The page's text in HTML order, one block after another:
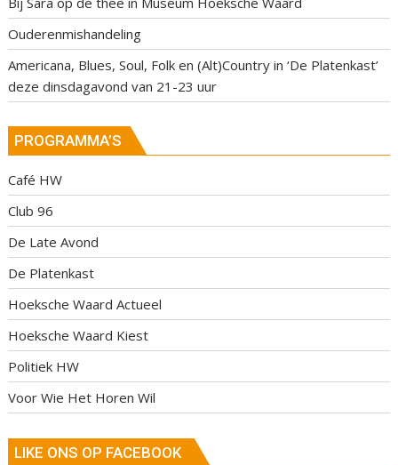
Ouderenmishandeling
Americana, Blues, Soul, Folk en (Alt)Country in ‘De Platenkast’
deze dinsdagavond van 21-23 uur
PROGRAMMA’S
Café HW
Club 96
De Late Avond
De Platenkast
Hoeksche Waard Actueel
Hoeksche Waard Kiest
Politiek HW
Voor Wie Het Horen Wil
LIKE ONS OP FACEBOOK